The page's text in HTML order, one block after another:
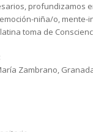
profundizamos
niña/o, mente-
toma de
Zambrano,